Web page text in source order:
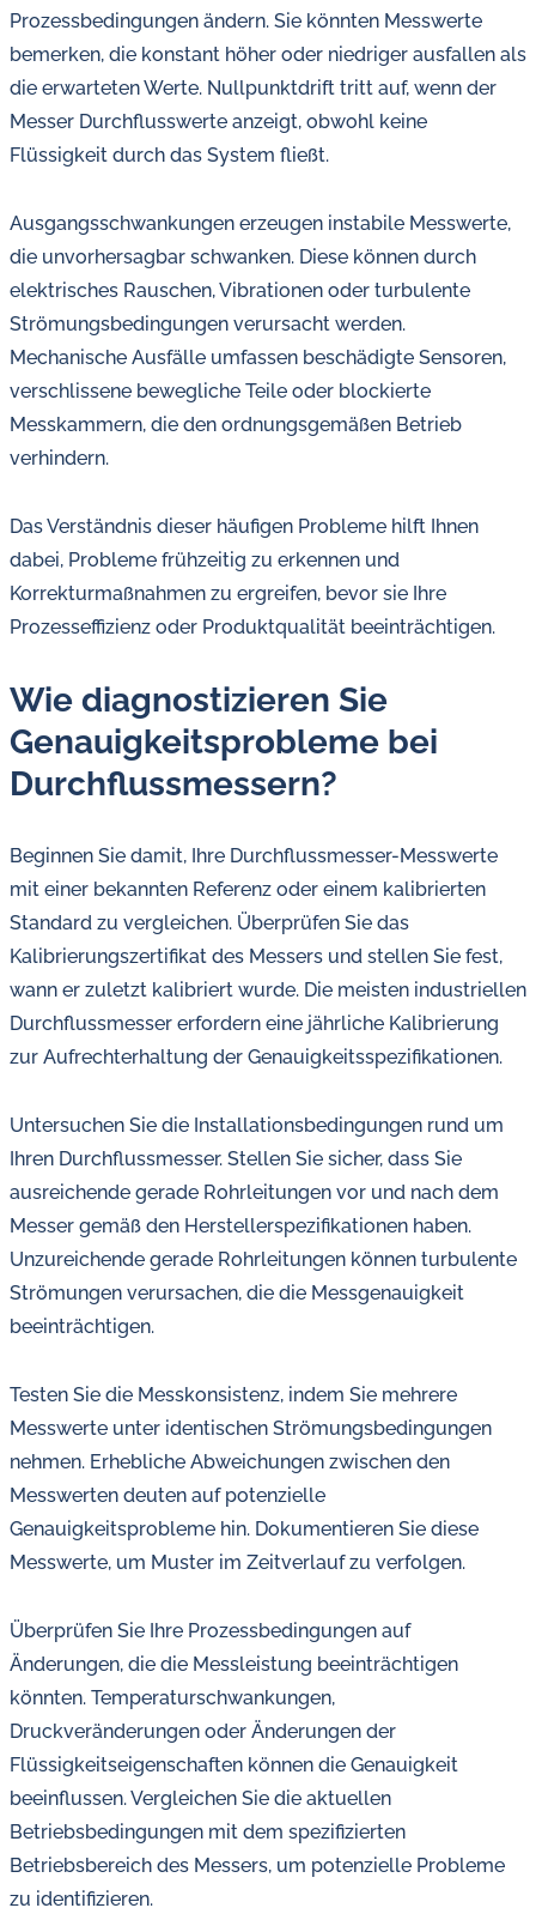
Prozessbedingungen ändern. Sie könnten Messwerte
bemerken, die konstant höher oder niedriger ausfallen als
die erwarteten Werte. Nullpunktdrift tritt auf, wenn der
Messer Durchflusswerte anzeigt, obwohl keine
Flüssigkeit durch das System fließt.
Ausgangsschwankungen erzeugen instabile Messwerte,
die unvorhersagbar schwanken. Diese können durch
elektrisches Rauschen, Vibrationen oder turbulente
Strömungsbedingungen verursacht werden.
Mechanische Ausfälle umfassen beschädigte Sensoren,
verschlissene bewegliche Teile oder blockierte
Messkammern, die den ordnungsgemäßen Betrieb
verhindern.
Das Verständnis dieser häufigen Probleme hilft Ihnen
dabei, Probleme frühzeitig zu erkennen und
Korrekturmaßnahmen zu ergreifen, bevor sie Ihre
Prozesseffizienz oder Produktqualität beeinträchtigen.
Wie diagnostizieren Sie
Genauigkeitsprobleme bei
Durchflussmessern?
Beginnen Sie damit, Ihre Durchflussmesser-Messwerte
mit einer bekannten Referenz oder einem kalibrierten
Standard zu vergleichen. Überprüfen Sie das
Kalibrierungszertifikat des Messers und stellen Sie fest,
wann er zuletzt kalibriert wurde. Die meisten industriellen
Durchflussmesser erfordern eine jährliche Kalibrierung
zur Aufrechterhaltung der Genauigkeitsspezifikationen.
Untersuchen Sie die Installationsbedingungen rund um
Ihren Durchflussmesser. Stellen Sie sicher, dass Sie
ausreichende gerade Rohrleitungen vor und nach dem
Messer gemäß den Herstellerspezifikationen haben.
Unzureichende gerade Rohrleitungen können turbulente
Strömungen verursachen, die die Messgenauigkeit
beeinträchtigen.
Testen Sie die Messkonsistenz, indem Sie mehrere
Messwerte unter identischen Strömungsbedingungen
nehmen. Erhebliche Abweichungen zwischen den
Messwerten deuten auf potenzielle
Genauigkeitsprobleme hin. Dokumentieren Sie diese
Messwerte, um Muster im Zeitverlauf zu verfolgen.
Überprüfen Sie Ihre Prozessbedingungen auf
Änderungen, die die Messleistung beeinträchtigen
könnten. Temperaturschwankungen,
Druckveränderungen oder Änderungen der
Flüssigkeitseigenschaften können die Genauigkeit
beeinflussen. Vergleichen Sie die aktuellen
Betriebsbedingungen mit dem spezifizierten
Betriebsbereich des Messers, um potenzielle Probleme
zu identifizieren.